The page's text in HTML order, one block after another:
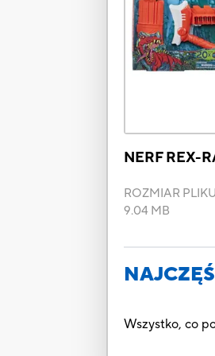
NERF REX-
ROZMIAR PLIKU
9.04 MB
Wszystko, co